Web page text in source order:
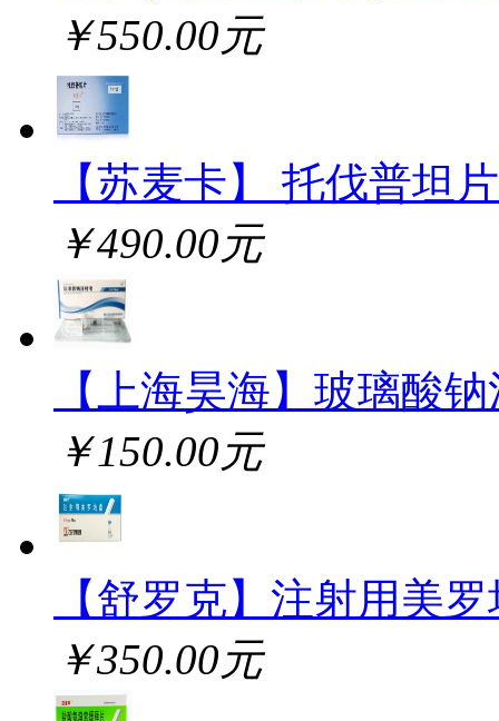
￥550.00元
【苏麦卡】 托伐普坦片
￥490.00元
【上海昊海】玻璃酸
￥150.00元
【舒罗克】注射用美
￥350.00元